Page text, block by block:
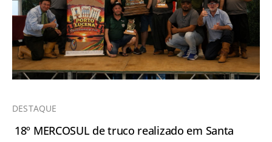
DESTAQUE
18º MERCOSUL de truco realizado em Santa